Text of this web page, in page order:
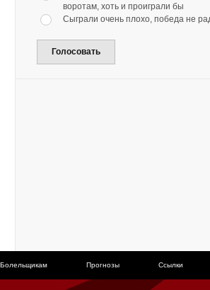
воротам, хоть и проиграли бы
Сыграли очень плохо, победа не
Голосовать
Болельщикам Прогнозы Ссылки